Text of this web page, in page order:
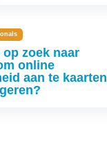
op zoek naar
online
aan te kaarten